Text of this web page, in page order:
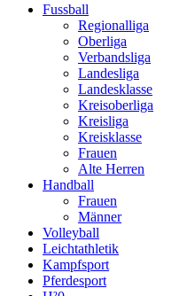
Fussball
Regionalliga
Oberliga
Verbandsliga
Landesliga
Landesklasse
Kreisoberliga
Kreisliga
Kreisklasse
Frauen
Alte Herren
Handball
Frauen
Männer
Volleyball
Leichtathletik
Kampfsport
Pferdesport